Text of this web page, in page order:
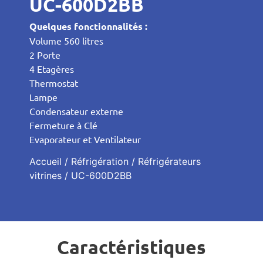
UC-600D2BB
Quelques fonctionnalités :
Volume 560 litres
2 Porte
4 Etagères
Thermostat
Lampe
Condensateur externe
Fermeture à Clé
Evaporateur et Ventilateur
Accueil / Réfrigération / Réfrigérateurs
vitrines / UC-600D2BB
Caractéristiques